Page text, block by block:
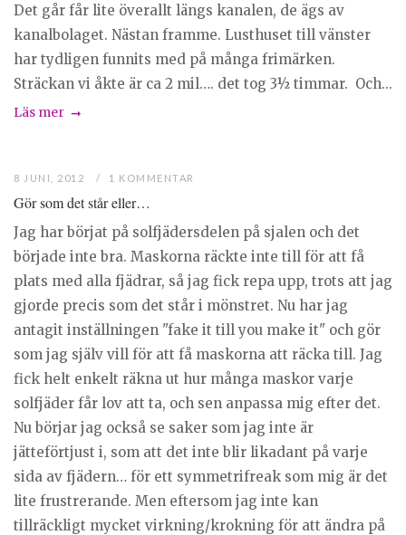
Det går får lite överallt längs kanalen, de ägs av
kanalbolaget. Nästan framme. Lusthuset till vänster
har tydligen funnits med på många frimärken.
Sträckan vi åkte är ca 2 mil…. det tog 3½ timmar. Och...
Läs mer
8 JUNI, 2012 1 KOMMENTAR
Gör som det står eller…
Jag har börjat på solfjädersdelen på sjalen och det
började inte bra. Maskorna räckte inte till för att få
plats med alla fjädrar, så jag fick repa upp, trots att jag
gjorde precis som det står i mönstret. Nu har jag
antagit inställningen "fake it till you make it" och gör
som jag själv vill för att få maskorna att räcka till. Jag
fick helt enkelt räkna ut hur många maskor varje
solfjäder får lov att ta, och sen anpassa mig efter det.
Nu börjar jag också se saker som jag inte är
jätteförtjust i, som att det inte blir likadant på varje
sida av fjädern… för ett symmetrifreak som mig är det
lite frustrerande. Men eftersom jag inte kan
tillräckligt mycket virkning/krokning för att ändra på